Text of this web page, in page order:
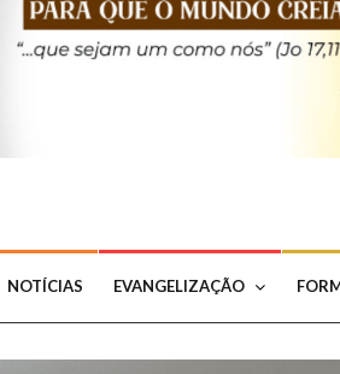
NOTÍCIAS EVANGELIZAÇÃO